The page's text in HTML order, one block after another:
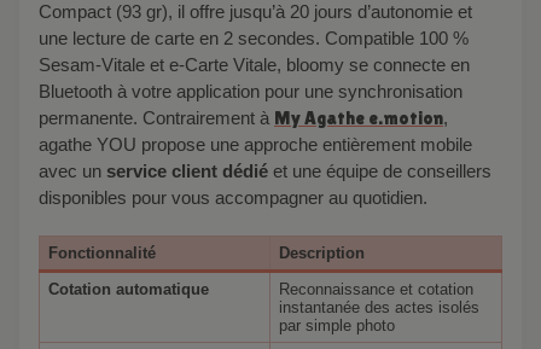
Compact (93 gr), il offre jusqu’à 20 jours d’autonomie et
une lecture de carte en 2 secondes. Compatible 100 %
Sesam-Vitale et e-Carte Vitale, bloomy se connecte en
Bluetooth à votre application pour une synchronisation
permanente. Contrairement à My Agathe e.motion,
agathe YOU propose une approche entièrement mobile
avec un service client dédié et une équipe de conseillers
disponibles pour vous accompagner au quotidien.
Fonctionnalité
Description
Cotation automatique
Reconnaissance et cotation
instantanée des actes isolés
par simple photo